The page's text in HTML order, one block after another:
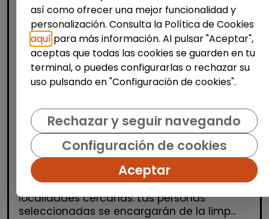
Limpieza y mantenimiento
Operario/a de limpieza de centros
escolares (benidorm y alrededores)
OSGA LEVANTE| España(Alicante)
Se buscan varios/as operarios/as de
limpieza para trabajar en centros escolares
ubicados en Alicante, Benidorm y
localidades cercanas. Las personas
seleccionadas se encargarán de la limp...
así como ofrecer una mejor funcionalidad y
personalización. Consulta la Política de Cookies
aquí para más información. Al pulsar "Aceptar",
aceptas que todas las cookies se guarden en tu
terminal, o puedes configurarlas o rechazar su
uso pulsando en "Configuración de cookies".
Rechazar y seguir navegando
Configuración de cookies
Aceptar